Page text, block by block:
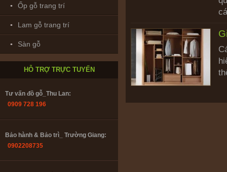
Ốp gỗ trang trí
Lam gỗ trang trí
Sàn gỗ
HỖ TRỢ TRỰC TUYẾN
Thiết kế : ks. Huỳnh Nhân:
0916.866782
Tư vấn kỹ thuật _ Ks.Phạm Úc:
0985447358
Tư vấn đồ gỗ_Thu Lan:
0909 728 196
Bảo hành & Bảo trì_ Trường Giang:
0902208735